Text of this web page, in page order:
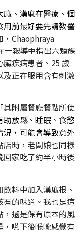
麻、漢麻在醫療、個
用前最好要先請教醫
，Chaophraya
報導中指出六類族
臟疾病患者、25 歲
及正在服用含有刺激
其附屬餐廳餐點所使
助放鬆、睡眠、食慾
況，可能會導致意外
店時，老闆娘也同樣
回家吃了約半小時後
料中加入漢麻根、
有的味道。我也是這
，還是保有原本的風
，嚥下後喉嚨感覺有